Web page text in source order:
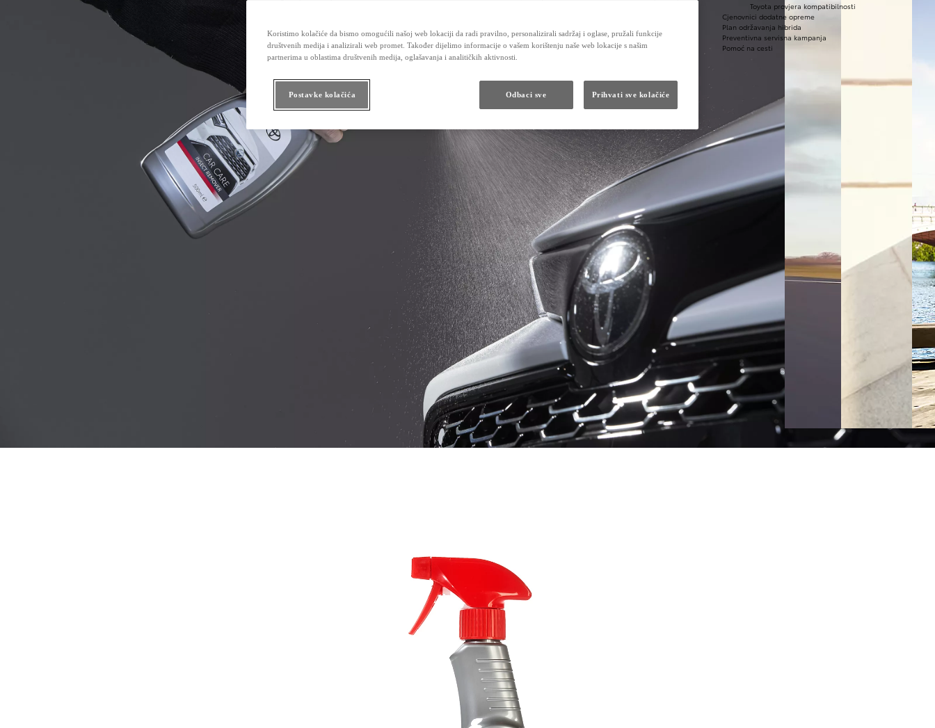
Obećanje Toyotinog servisa
Dodatna oprema i rezervni dijelovi
Dodatna oprema
Toyota Butik
Toyota provjera kompatibilnosti
Cjenovnici dodatne opreme
Plan održavanja hibrida
Preventivna servisna kampanja
Pomoć na cesti
Koristimo kolačiće da bismo omogućili našoj web lokaciji da radi pravilno, personalizirali sadržaj i oglase, pružali funkcije
društvenih medija i analizirali web promet. Također dijelimo informacije o vašem korištenju naše web lokacije s našim
partnerima u oblastima društvenih medija, oglašavanja i analitičkih aktivnosti.
Postavke kolačića Odbaci sve Prihvati sve kolačiće